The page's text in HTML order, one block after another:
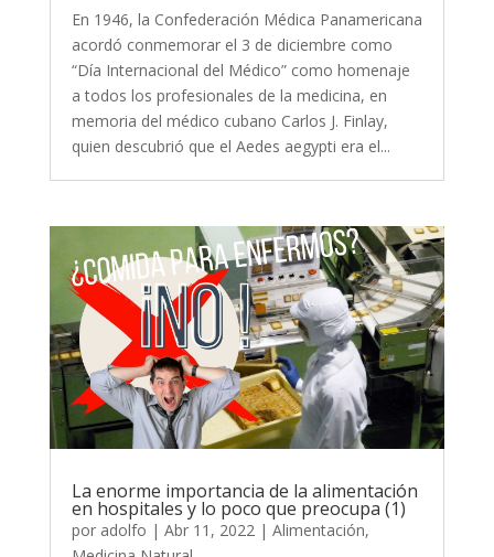
En 1946, la Confederación Médica Panamericana
acordó conmemorar el 3 de diciembre como
“Día Internacional del Médico” como homenaje
a todos los profesionales de la medicina, en
memoria del médico cubano Carlos J. Finlay,
quien descubrió que el Aedes aegypti era el...
La enorme importancia de la alimentación
en hospitales y lo poco que preocupa (1)
por adolfo | Abr 11, 2022| Alimentación,